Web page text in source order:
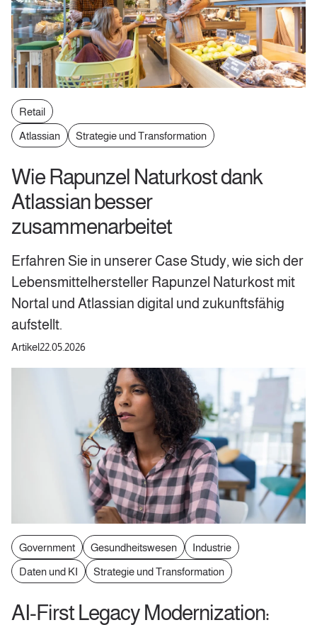
Retail
Atlassian
Strategie und Transformation
Wie Rapunzel Naturkost dank
Atlassian besser
zusammenarbeitet
Erfahren Sie in unserer Case Study, wie sich der
Lebensmittelhersteller Rapunzel Naturkost mit
Nortal und Atlassian digital und zukunftsfähig
aufstellt.
Artikel22.05.2026
Government Gesundheitswesen
Industrie
Daten und KI
Strategie und Transformation
AI-First Legacy Modernization: